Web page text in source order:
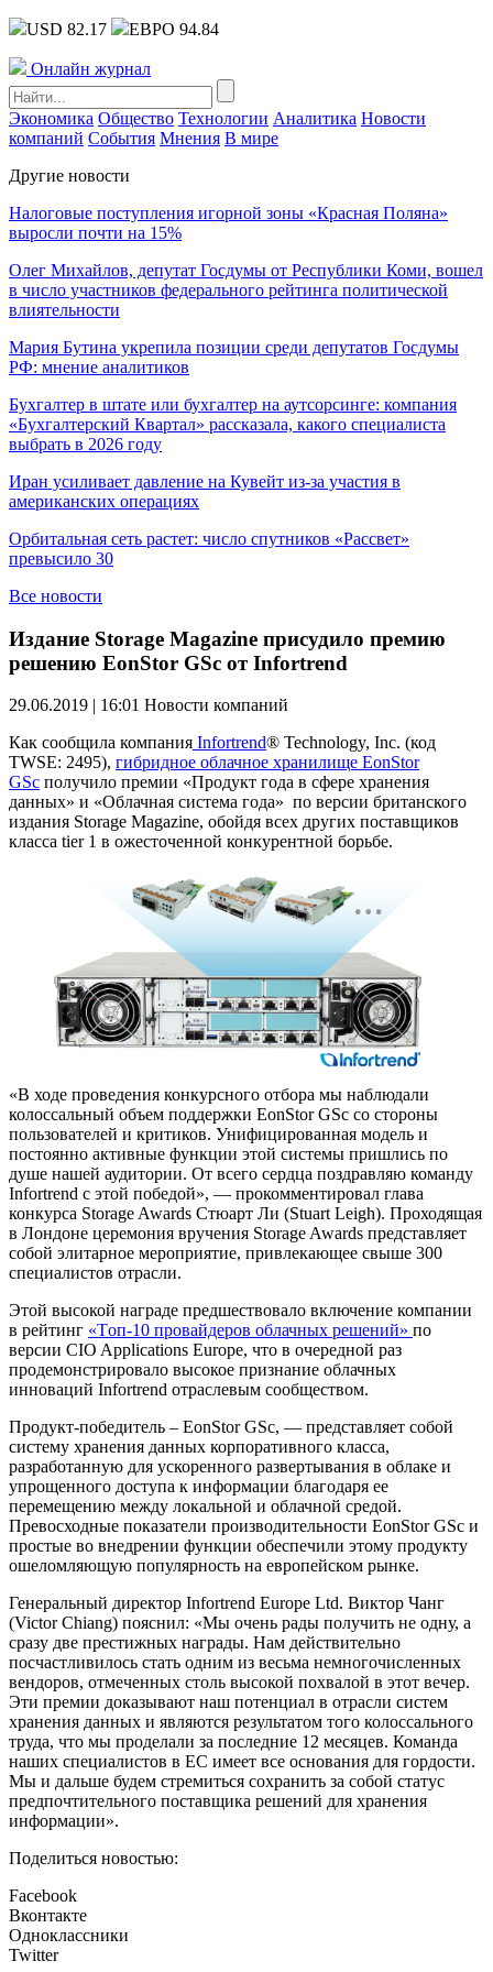
USD 82.17 ЕВРО 94.84
Онлайн журнал
Экономика Общество Технологии Аналитика Новости
компаний События Мнения В мире
Другие новости
Налоговые поступления игорной зоны «Красная Поляна»
выросли почти на 15%
Олег Михайлов, депутат Госдумы от Республики Коми, вошел
в число участников федерального рейтинга политической
влиятельности
Мария Бутина укрепила позиции среди депутатов Госдумы
РФ: мнение аналитиков
Бухгалтер в штате или бухгалтер на аутсорсинге: компания
«Бухгалтерский Квартал» рассказала, какого специалиста
выбрать в 2026 году
Иран усиливает давление на Кувейт из-за участия в
американских операциях
Орбитальная сеть растет: число спутников «Рассвет»
превысило 30
Все новости
Издание Storage Magazine присудило премию
решению EonStor GSc от Infortrend
29.06.2019 | 16:01 Новости компаний
Как сообщила компания Infortrend® Technology, Inc. (код
TWSE: 2495), гибридное облачное хранилище EonStor
GSc получило премии «Продукт года в сфере хранения
данных» и «Облачная система года» по версии британского
издания Storage Magazine, обойдя всех других поставщиков
класса tier 1 в ожесточенной конкурентной борьбе.
«В ходе проведения конкурсного отбора мы наблюдали
колоссальный объем поддержки EonStor GSc со стороны
пользователей и критиков. Унифицированная модель и
постоянно активные функции этой системы пришлись по
душе нашей аудитории. От всего сердца поздравляю команду
Infortrend с этой победой», — прокомментировал глава
конкурса Storage Awards Стюарт Ли (Stuart Leigh). Проходящая
в Лондоне церемония вручения Storage Awards представляет
собой элитарное мероприятие, привлекающее свыше 300
специалистов отрасли.
Этой высокой награде предшествовало включение компании
в рейтинг «Tоп-10 провайдеров облачных решений» по
версии CIO Applications Europe, что в очередной раз
продемонстрировало высокое признание облачных
инноваций Infortrend отраслевым сообществом.
Продукт-победитель – EonStor GSc, — представляет собой
систему хранения данных корпоративного класса,
разработанную для ускоренного развертывания в облаке и
упрощенного доступа к информации благодаря ее
перемещению между локальной и облачной средой.
Превосходные показатели производительности EonStor GSc и
простые во внедрении функции обеспечили этому продукту
ошеломляющую популярность на европейском рынке.
Генеральный директор Infortrend Europe Ltd. Виктор Чанг
(Victor Chiang) пояснил: «Мы очень рады получить не одну, а
сразу две престижных награды. Нам действительно
посчастливилось стать одним из весьма немногочисленных
вендоров, отмеченных столь высокой похвалой в этот вечер.
Эти премии доказывают наш потенциал в отрасли систем
хранения данных и являются результатом того колоссального
труда, что мы проделали за последние 12 месяцев. Команда
наших специалистов в ЕС имеет все основания для гордости.
Мы и дальше будем стремиться сохранить за собой статус
предпочтительного поставщика решений для хранения
информации».
Поделиться новостью:
Facebook
Вконтакте
Одноклассники
Twitter